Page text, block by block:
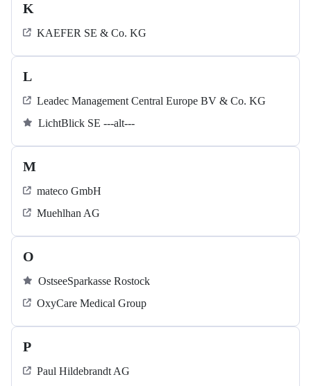
K
KAEFER SE & Co. KG
L
Leadec Management Central Europe BV & Co. KG
LichtBlick SE ---alt---
M
mateco GmbH
Muehlhan AG
O
OstseeSparkasse Rostock
OxyCare Medical Group
P
Paul Hildebrandt AG